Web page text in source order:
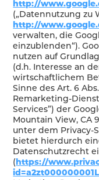
http://
(„Datennutzung zu
http://
verwalten, die
einzublenden“).
nutzen auf
(d.h. Interesse an
wirtschaftlichem
Sinne des Art. 6
Remarketing-
Services”) der
Mountain View, CA
unter dem Privacy-
bietet hierdurch
Datenschutzrecht
(https://